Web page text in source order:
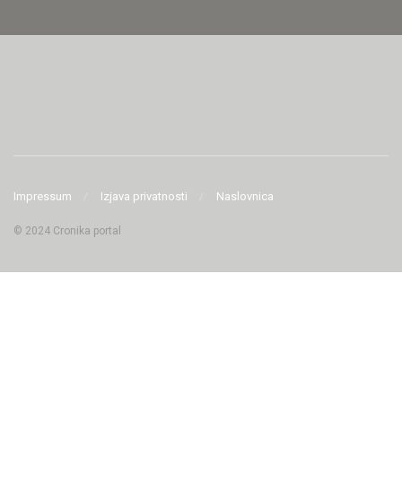
Impressum Izjava privatnosti Naslovnica
© 2024 Cronika portal